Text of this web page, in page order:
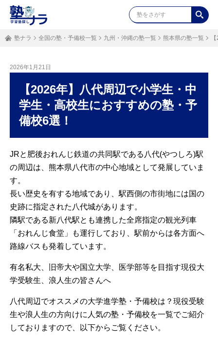
塾ナラ 全国の塾・予備校一覧 九州・沖縄の塾一覧 熊本県の塾一覧
2026年1月21日
【2026年】八代周辺で小学生・中
学生・高校生におすすめの塾・予
備校6選！
JRと肥後おれんじ鉄道の共同駅である八代(やつしろ)駅
の周辺は、熊本県八代市の中心地域として発展していま
す。
長い歴史を有する地域であり、駅西側の市街地には国の
史跡に指定された八代城があります。
隣駅である新八代駅とも連携した全席指定の観光列車
「おれんじ食堂」も運行しており、駅前からは各方面へ
路線バスも発着しています。
有名私大、旧帝大や国立大学、医学部等を目指す現役大
学受験生、浪人生の皆さんへ
八代周辺でオススメの大学進学塾・予備校は？現役受験
生や浪人生の方向けに人気の塾・予備校を一覧でご紹介
しておりますので、以下からご覧ください。